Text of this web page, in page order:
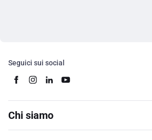
Seguici sui social
Chi siamo